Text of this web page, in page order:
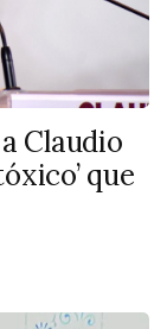
Claudio
que